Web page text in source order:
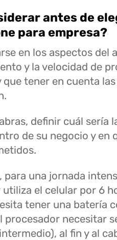
antes de
para empresa?
en los aspectos del
y la velocidad de
tener en cuenta
definir cuál sería
de su negocio y en
para una jornada
el celular por 6
tener una batería
procesador necesitar
al fin y al